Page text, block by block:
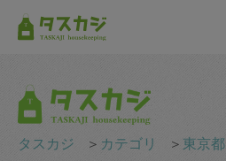
タスカジ ＞ カテゴリ ＞ 東京都